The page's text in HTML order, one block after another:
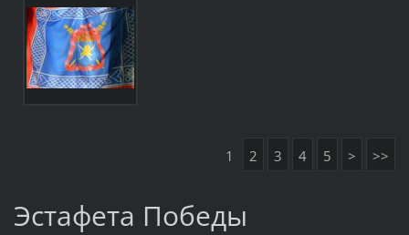
1 2 3 4 5 > >>
Эстафета Победы